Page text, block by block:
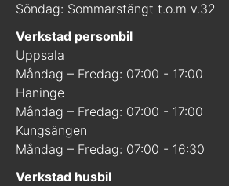
Söndag: Sommarstängt t.o.m v.32
Verkstad personbil
Uppsala
Måndag – Fredag: 07:00 - 17:00
Haninge
Måndag – Fredag: 07:00 - 17:00
Kungsängen
Måndag – Fredag: 07:00 - 16:30
Verkstad husbil